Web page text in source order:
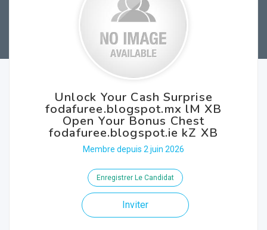
Unlock Your Cash Surprise
fodafuree.blogspot.mx lM XB
Open Your Bonus Chest
fodafuree.blogspot.ie kZ XB
Membre depuis 2 juin 2026
Enregistrer Le Candidat
Inviter